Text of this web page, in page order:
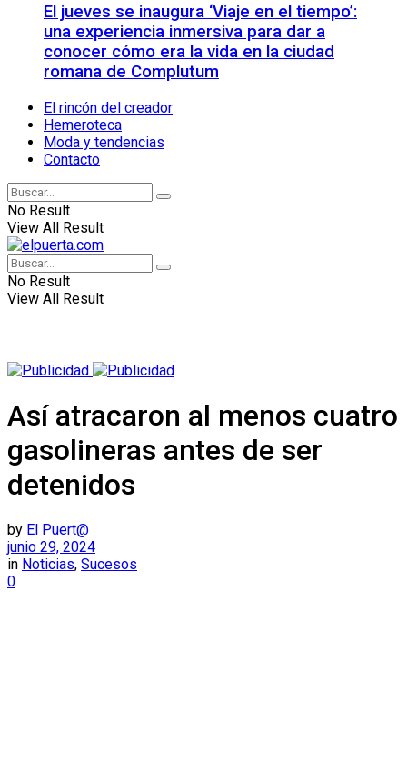
El jueves se inaugura ‘Viaje en el tiempo’:
una experiencia inmersiva para dar a
conocer cómo era la vida en la ciudad
romana de Complutum
El rincón del creador
Hemeroteca
Moda y tendencias
Contacto
No Result
View All Result
No Result
View All Result
Así atracaron al menos cuatro
gasolineras antes de ser
detenidos
by El Puert@
junio 29, 2024
in Noticias, Sucesos
0